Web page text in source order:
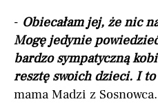
- Obiecałam jej, że nic
Mogę jedynie
bardzo sympatyczną
resztę swoich dzieci. I
mama Madzi z Sosnowca.